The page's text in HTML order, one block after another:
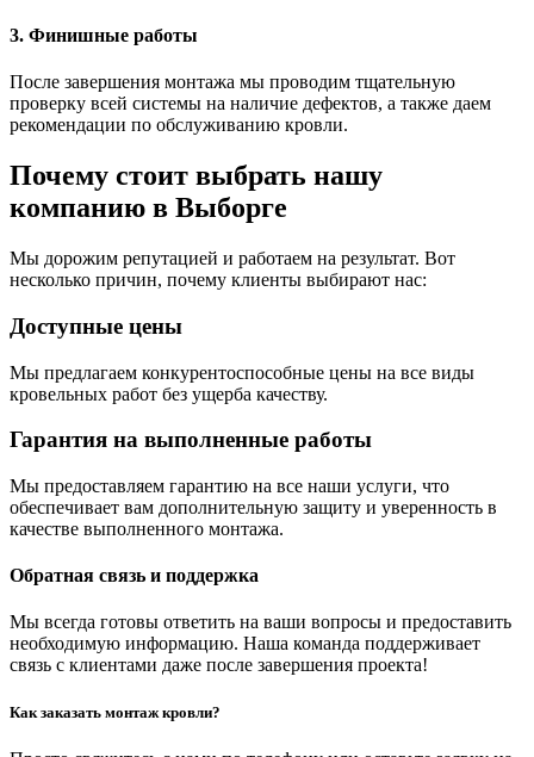
3. Финишные работы
После завершения монтажа мы проводим тщательную
проверку всей системы на наличие дефектов, а также даем
рекомендации по обслуживанию кровли.
Почему стоит выбрать нашу
компанию в Выборге
Мы дорожим репутацией и работаем на результат. Вот
несколько причин, почему клиенты выбирают нас:
Доступные цены
Мы предлагаем конкурентоспособные цены на все виды
кровельных работ без ущерба качеству.
Гарантия на выполненные работы
Мы предоставляем гарантию на все наши услуги, что
обеспечивает вам дополнительную защиту и уверенность в
качестве выполненного монтажа.
Обратная связь и поддержка
Мы всегда готовы ответить на ваши вопросы и предоставить
необходимую информацию. Наша команда поддерживает
связь с клиентами даже после завершения проекта!
Как заказать монтаж кровли?